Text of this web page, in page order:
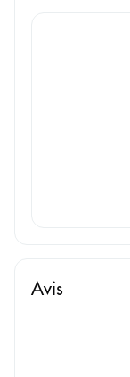
Avis